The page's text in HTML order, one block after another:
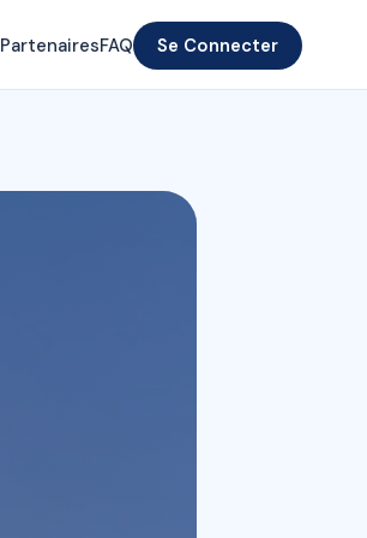
PartenairesFAQ Se Connecter